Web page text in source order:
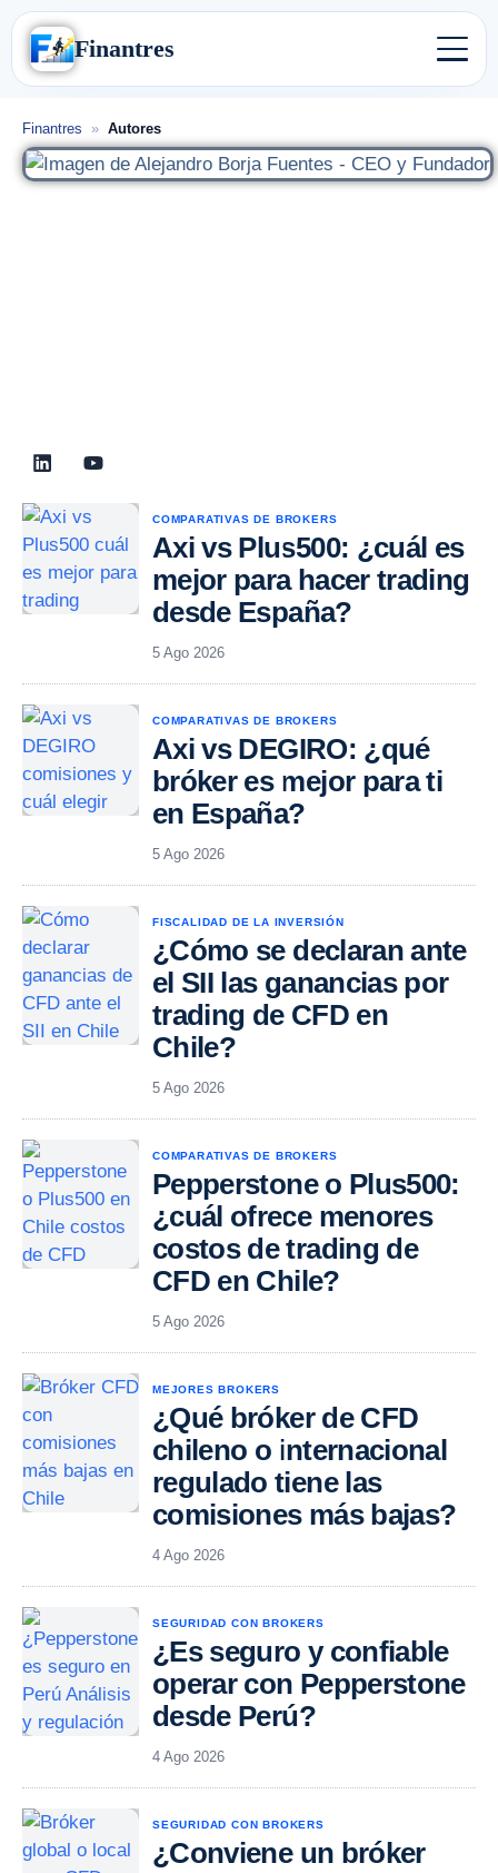
Finantres
Finantres » Autores
COMPARATIVAS DE BROKERS
Axi vs Plus500: ¿cuál es
mejor para hacer trading
desde España?
5 Ago 2026
COMPARATIVAS DE BROKERS
Axi vs DEGIRO: ¿qué
bróker es mejor para ti
en España?
5 Ago 2026
FISCALIDAD DE LA INVERSIÓN
¿Cómo se declaran ante
el SII las ganancias por
trading de CFD en
Chile?
5 Ago 2026
COMPARATIVAS DE BROKERS
Pepperstone o Plus500:
¿cuál ofrece menores
costos de trading de
CFD en Chile?
5 Ago 2026
MEJORES BROKERS
¿Qué bróker de CFD
chileno o internacional
regulado tiene las
comisiones más bajas?
4 Ago 2026
SEGURIDAD CON BROKERS
¿Es seguro y confiable
operar con Pepperstone
desde Perú?
4 Ago 2026
SEGURIDAD CON BROKERS
¿Conviene un bróker